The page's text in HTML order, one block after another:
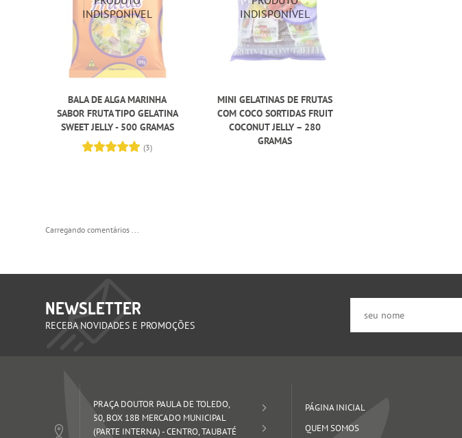
BALA DE ALGA MARINHA
SABOR FRUTA TIPO GELATINA
SWEET JELLY - 500 GRAMAS
(3)
MINI GELATINAS DE FRUTAS
COM COCO SORTIDAS FRUIT
COCONUT JELLY – 280
GRAMAS
Carregando comentários ...
NEWSLETTER
RECEBA NOVIDADES E PROMOÇÕES
PRAÇA DOUTOR PAULA DE TOLEDO,
50, BOX 18B MERCADO MUNICIPAL
(PARTE INTERNA)-CENTRO, TAUBATÉ
PÁGINA INICIAL
QUEM SOMOS